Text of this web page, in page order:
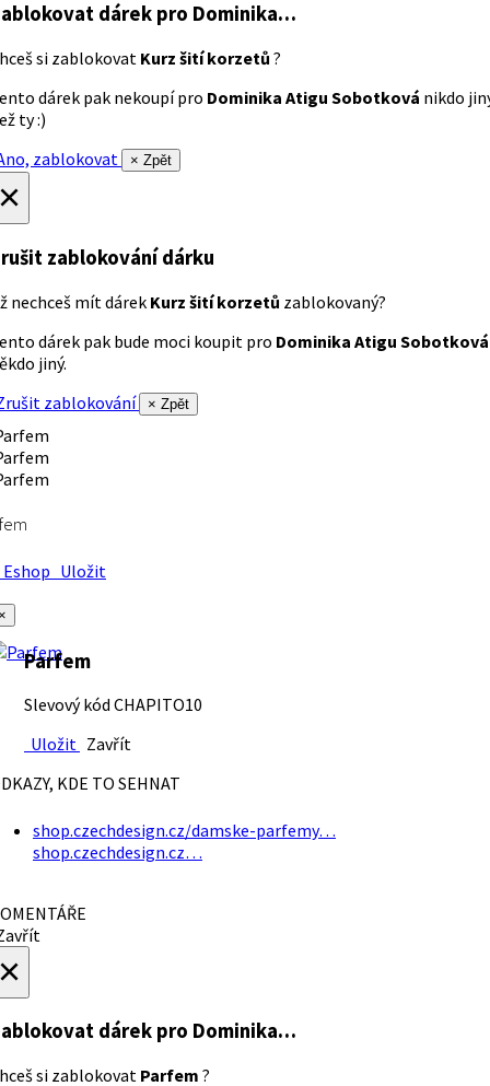
dárek pro Dominika…
si zablokovat Kurz šití korzetů ?
dárek pak nekoupí pro Dominika Atigu Sobotková nikdo
ty :)
zablokovat
× Zpět
zablokování dárku
nechceš mít dárek Kurz šití korzetů zablokovaný?
dárek pak bude moci koupit pro Dominika Atigu Sobotková
jiný.
zablokování
× Zpět
Uložit
Parfem
Slevový kód CHAPITO10
Uložit Zavřít
KDE TO SEHNAT
shop.czechdesign.cz/damske-parfemy…
shop.czechdesign.cz…
dárek pro Dominika…
si zablokovat Parfem ?